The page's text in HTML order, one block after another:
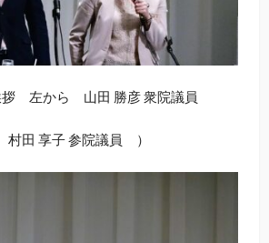
拶 左から 山田 勝彦 衆院議員
田 享子 参院議員 ）